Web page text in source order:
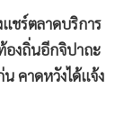
ชร์ตลาดบริการ
องถิ่นอีกจิปาถะ
คาดหวังได้แจ้ง